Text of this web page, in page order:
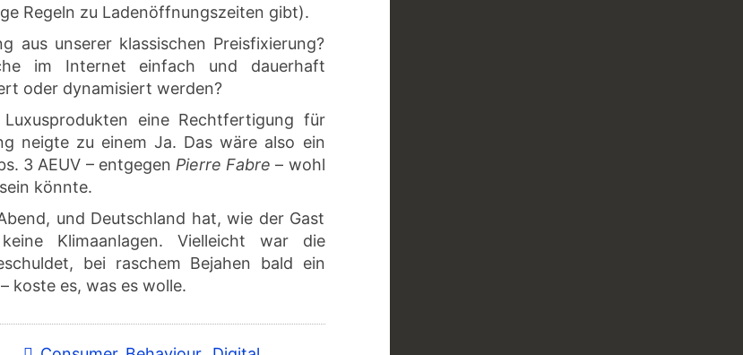
Regeln zu Ladenöffnungszeiten gibt).
aus unserer klassischen Preisfixierung?
im Internet einfach und dauerhaft
oder dynamisiert werden?
eine Rechtfertigung für
neigte zu einem Ja. Das wäre also ein
3 AEUV – entgegen Pierre Fabre – wohl
könnte.
und Deutschland hat, wie der Gast
Klimaanlagen. Vielleicht war die
bei raschem Bejahen bald ein
koste es, was es wolle.